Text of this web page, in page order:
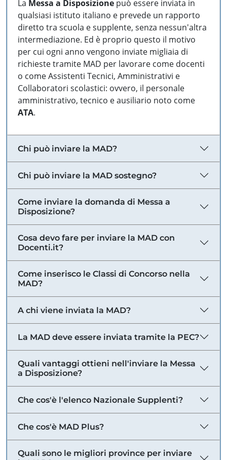
La Messa a Disposizione può essere inviata in
qualsiasi istituto italiano e prevede un rapporto
diretto tra scuola e supplente, senza nessun'altra
intermediazione. Ed è proprio questo il motivo
per cui ogni anno vengono inviate migliaia di
richieste tramite MAD per lavorare come docenti
o come Assistenti Tecnici, Amministrativi e
Collaboratori scolastici: ovvero, il personale
amministrativo, tecnico e ausiliario noto come
ATA.
Chi può inviare la MAD?
Chi può inviare la MAD sostegno?
Come inviare la domanda di Messa a
Disposizione?
Cosa devo fare per inviare la MAD con
Docenti.it?
Come inserisco le Classi di Concorso nella
MAD?
A chi viene inviata la MAD?
La MAD deve essere inviata tramite la PEC?
Quali vantaggi ottieni nell'inviare la Messa
a Disposizione?
Che cos'è l'elenco Nazionale Supplenti?
Che cos'è MAD Plus?
Quali sono le migliori province per inviare